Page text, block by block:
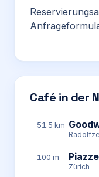
Café in der
51.5 km
100 m
Zürich